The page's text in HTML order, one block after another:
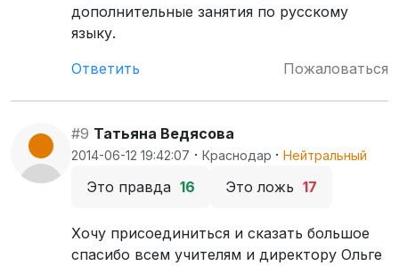
дополнительные занятия по русскому
языку.
Ответить
Пожаловаться
#9 Татьяна Ведясова
2014-06-12 19:42:07 · Краснодар · Нейтральный
Это правда 16 Это ложь 17
Хочу присоединиться и сказать большое
спасибо всем учителям и директору Ольге